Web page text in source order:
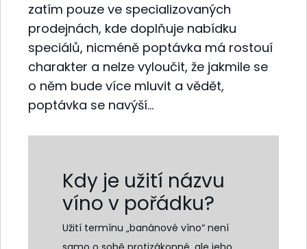
zatím pouze ve specializovaných
prodejnách, kde doplňuje nabídku
speciálů, nicméně poptávka má rostouí
charakter a nelze vyloučit, že jakmile se
o něm bude více mluvit a vědět,
poptávka se navýší…
Kdy je užití názvu
víno v pořádku?
Užití termínu „banánové víno“ není